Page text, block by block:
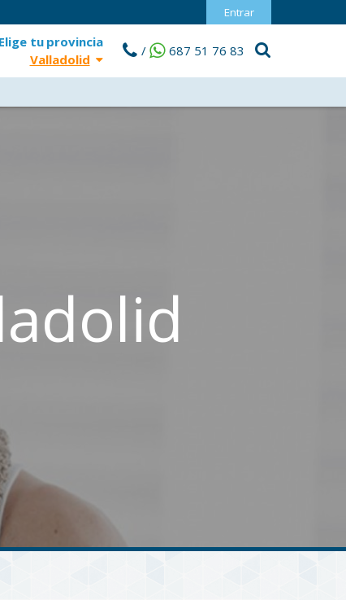
Entrar
Elige tu provincia
Valladolid
/ 687 51 76 83